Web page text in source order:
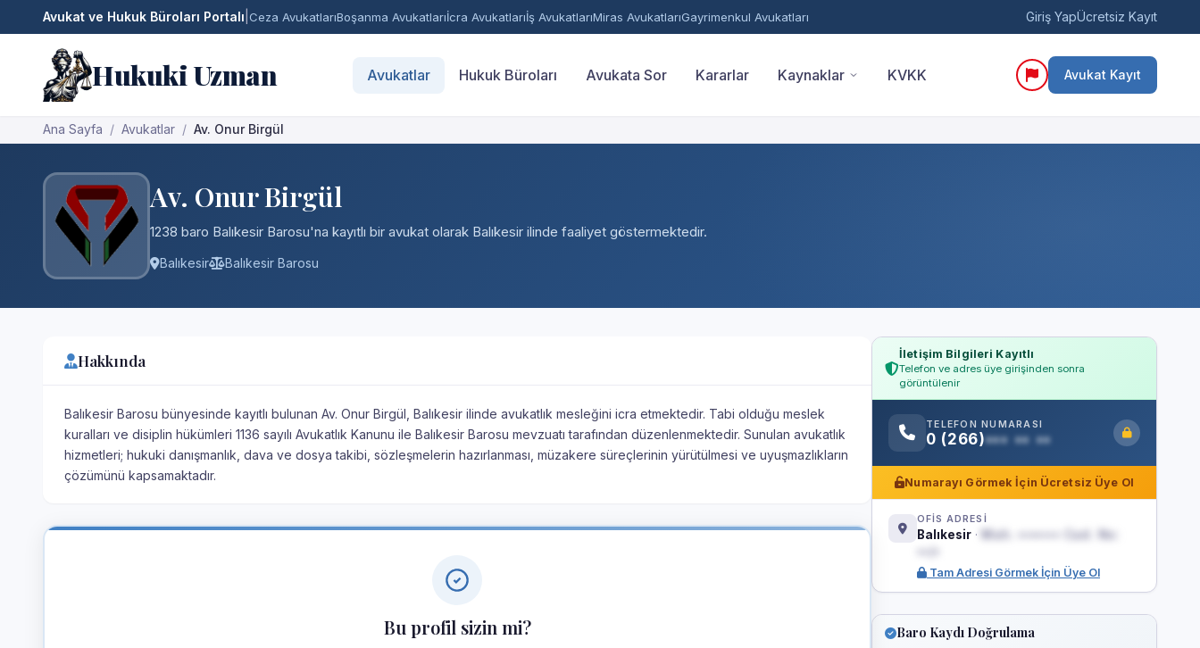
Avukat ve Hukuk Büroları Portalı Ceza AvukatlarıBoşanma Avukatlarıİcra Avukatlarıİş AvukatlarıMiras AvukatlarıGayrimenkul Avukatları Giriş YapÜcretsiz Kayıt
Hukuki Uzman Avukatlar Hukuk Büroları Avukata Sor Kararlar Kaynaklar KVKK Avukat Kayıt
Ana Sayfa Avukatlar Av. Onur Birgül
Av. Onur Birgül
1238 baro Balıkesir Barosu'na kayıtlı bir avukat olarak Balıkesir ilinde faaliyet göstermektedir.
Balıkesir Balıkesir Barosu
Hakkında
Balıkesir Barosu bünyesinde kayıtlı bulunan Av. Onur Birgül, Balıkesir ilinde avukatlık mesleğini icra etmektedir. Tabi olduğu meslek
kuralları ve disiplin hükümleri 1136 sayılı Avukatlık Kanunu ile Balıkesir Barosu mevzuatı tarafından düzenlenmektedir. Sunulan avukatlık
hizmetleri; hukuki danışmanlık, dava ve dosya takibi, sözleşmelerin hazırlanması, müzakere süreçlerinin yürütülmesi ve uyuşmazlıkların
çözümünü kapsamaktadır.
Bu profil sizin mi?
İletişim Bilgileri Kayıtlı
Telefon ve adres üye girişinden sonra
görüntülenir
TELEFON NUMARASI
0 (266)••• •• ••
Numarayı Görmek İçin Ücretsiz Üye Ol
OFİS ADRESİ
Balıkesir ·
Mah. ••••••• Cad. No:
Tam Adresi Görmek İçin Üye Ol
Baro Kaydı Doğrulama